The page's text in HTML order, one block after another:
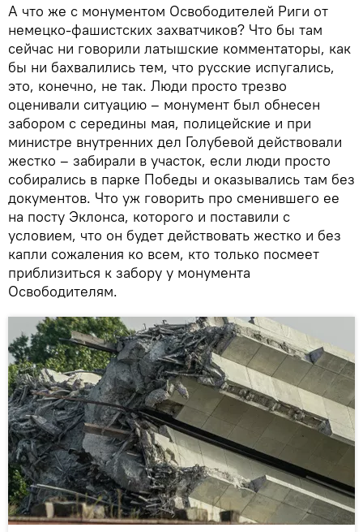
А что же с монументом Освободителей Риги от
немецко-фашистских захватчиков? Что бы там
сейчас ни говорили латышские комментаторы, как
бы ни бахвалились тем, что русские испугались,
это, конечно, не так. Люди просто трезво
оценивали ситуацию – монумент был обнесен
забором с середины мая, полицейские и при
министре внутренних дел Голубевой действовали
жестко – забирали в участок, если люди просто
собирались в парке Победы и оказывались там без
документов. Что уж говорить про сменившего ее
на посту Эклонса, которого и поставили с
условием, что он будет действовать жестко и без
капли сожаления ко всем, кто только посмеет
приблизиться к забору у монумента
Освободителям.